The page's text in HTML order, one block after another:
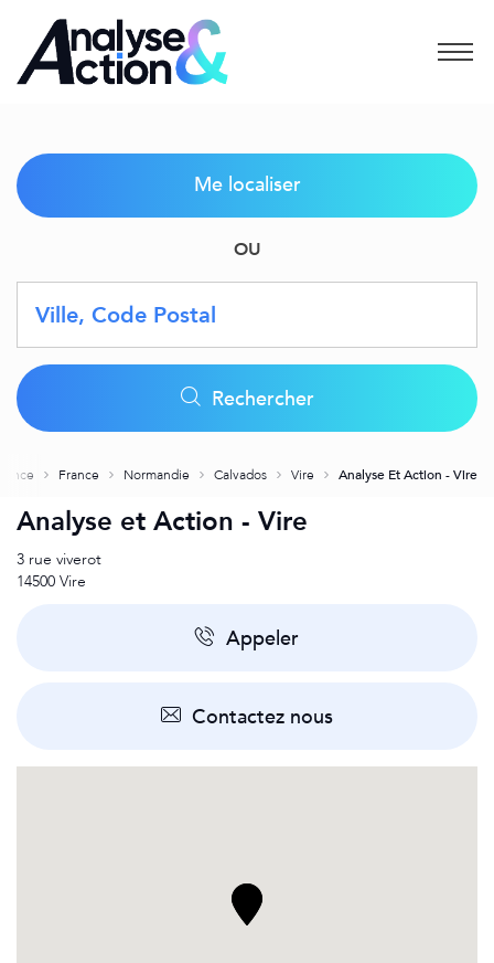
Menu
Me localiser
OU
Latitude
Longitude
Geolocation
Rechercher
France Normandie Calvados Vire Analyse Et Action - Vire
Analyse et Action - Vire
3 rue viverot
14500 Vire
Appeler
Contactez nous